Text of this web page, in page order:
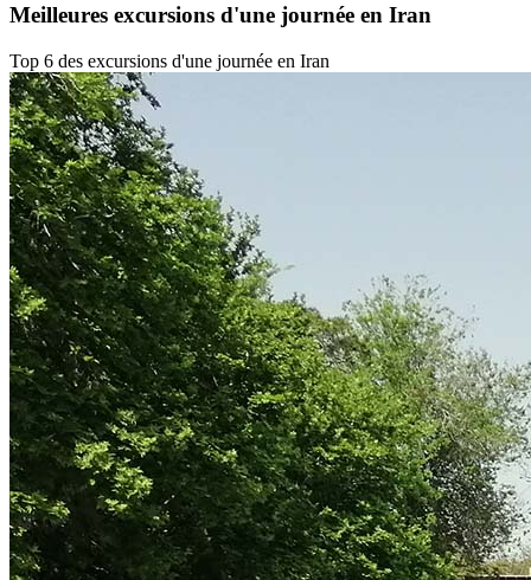
Meilleures excursions d'une journée en Iran
Top 6 des excursions d'une journée en Iran